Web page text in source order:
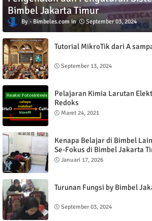
Bimbel Jakarta Timur
Bimbeles.com September 03, 2024
Tutorial MikroTik dari A
September 13, 2024
Pelajaran Kimia Larutan
Redoks
Maret 24, 2021
Kenapa Belajar di Bimbel
Se-Fokus di Bimbel Jakarta
Januari 17, 2026
Turunan Fungsi by Bimbel
September 03, 2024